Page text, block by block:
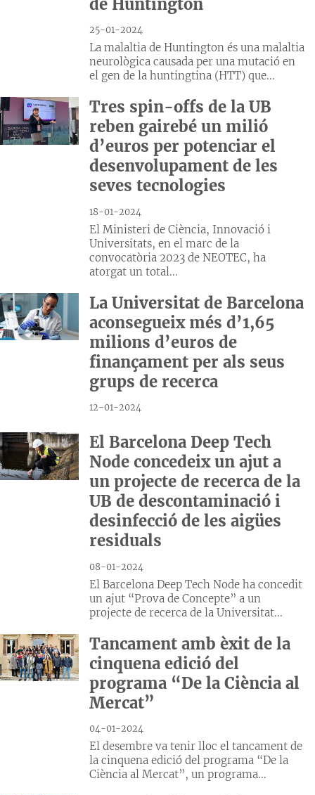
25-01-2024
La malaltia de Huntington és una malaltia
neurològica causada per una mutació en
el gen de la huntingtina (HTT) que...
Tres spin-offs de la UB
reben gairebé un milió
d’euros per potenciar el
desenvolupament de les
seves tecnologies
18-01-2024
El Ministeri de Ciència, Innovació i
Universitats, en el marc de la
convocatòria 2023 de NEOTEC, ha
atorgat un total...
La Universitat de Barcelona
aconsegueix més d’1,65
milions d’euros de
finançament per als seus
grups de recerca
12-01-2024
El Barcelona Deep Tech
Node concedeix un ajut a
un projecte de recerca de la
UB de descontaminació i
desinfecció de les aigües
residuals
08-01-2024
El Barcelona Deep Tech Node ha concedit
un ajut “Prova de Concepte” a un
projecte de recerca de la Universitat...
Tancament amb èxit de la
cinquena edició del
programa “De la Ciència al
Mercat”
04-01-2024
El desembre va tenir lloc el tancament de
la cinquena edició del programa “De la
Ciència al Mercat”, un programa...